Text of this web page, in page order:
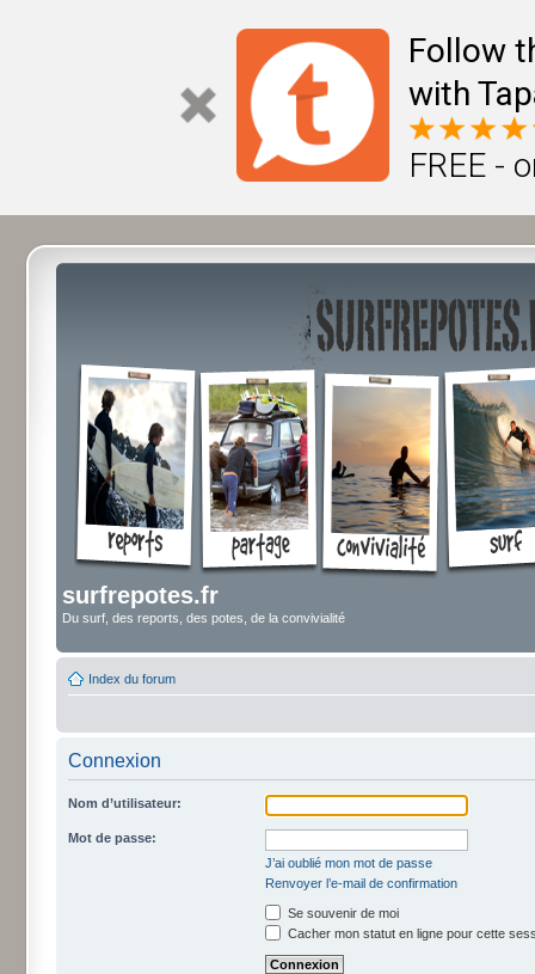
Follow
with
FREE -
surfrepotes.fr
Du surf, des reports, des potes, de la convivialité
Index du forum
Connexion
Nom d’utilisateur:
Mot de passe:
J’ai oublié mon mot de passe
Renvoyer l’e-mail de confirmation
Se souvenir de moi
Cacher mon statut en ligne pour cette